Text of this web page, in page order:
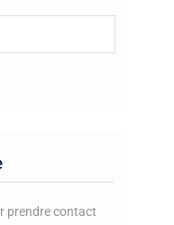
prendre contact